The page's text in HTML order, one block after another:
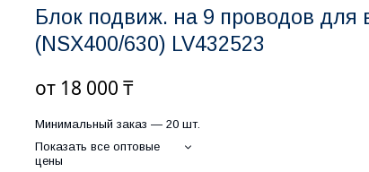
Блок подвиж. на 9 проводов для
(NSX400/630) LV432523
от 18 000 ₸
Минимальный заказ — 20 шт.
Показать все оптовые
цены